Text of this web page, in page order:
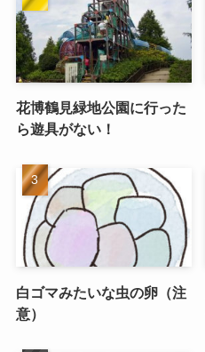
花博鶴見緑地公園に行った
ら遊具がない！
白ゴマみたいな虫の卵（注
意）